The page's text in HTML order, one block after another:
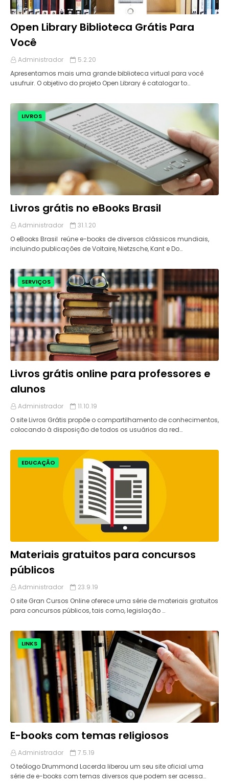
Open Library Biblioteca Grátis Para
Você
Administrador
5.2.20
Apresentamos mais uma grande biblioteca virtual para você
usufruir. O objetivo do projeto Open Library é catalogar to…
LIVROS
Livros grátis no eBooks Brasil
Administrador
31.1.20
O eBooks Brasil reúne e-books de diversos clássicos mundiais,
incluindo publicações de Voltaire, Nietzsche, Kant e Do…
SERVIÇOS
Livros grátis online para professores e
alunos
Administrador
11.10.19
O site Livros Grátis propõe o compartilhamento de conhecimentos,
colocando à disposição de todos os usuários da red…
EDUCAÇÃO
Materiais gratuitos para concursos
públicos
Administrador
23.9.19
O site Gran Cursos Online oferece uma série de materiais gratuitos
para concursos públicos, tais como, legislação …
LINKS
E-books com temas religiosos
Administrador
7.5.19
O teólogo Drummond Lacerda liberou um seu site oficial uma
série de e-books com temas diversos que podem ser acessa…